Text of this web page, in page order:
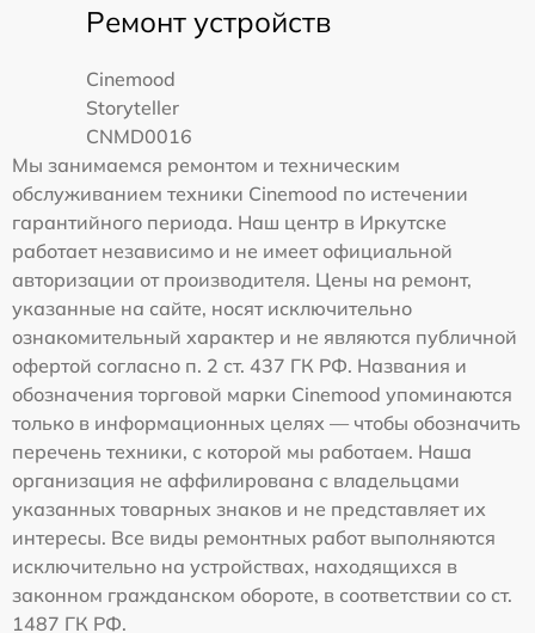
Ремонт устройств
Cinemood
Storyteller
CNMD0016
Мы занимаемся ремонтом и техническим
обслуживанием техники Cinemood по истечении
гарантийного периода. Наш центр в Иркутске
работает независимо и не имеет официальной
авторизации от производителя. Цены на ремонт,
указанные на сайте, носят исключительно
ознакомительный характер и не являются публичной
офертой согласно п. 2 ст. 437 ГК РФ. Названия и
обозначения торговой марки Cinemood упоминаются
только в информационных целях — чтобы обозначить
перечень техники, с которой мы работаем. Наша
организация не аффилирована с владельцами
указанных товарных знаков и не представляет их
интересы. Все виды ремонтных работ выполняются
исключительно на устройствах, находящихся в
законном гражданском обороте, в соответствии со ст.
1487 ГК РФ.